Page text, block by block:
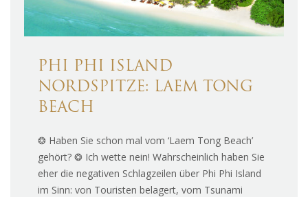
PHI PHI ISLAND
NORDSPITZE: LAEM TONG
BEACH
❂ Haben Sie schon mal vom ‘Laem Tong Beach’
gehört? ❂ Ich wette nein! Wahrscheinlich haben Sie
eher die negativen Schlagzeilen über Phi Phi Island
im Sinn: von Touristen belagert, vom Tsunami